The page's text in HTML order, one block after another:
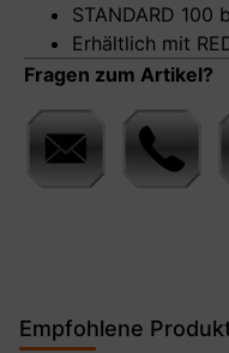
STANDARD 100
Erhältlich mit
Fragen zum Artikel?
Empfohlene